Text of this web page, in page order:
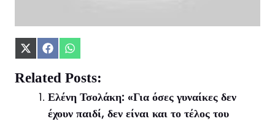
Share
X
(Twitter)
Share
Facebook
Share
WhatsApp
Related Posts:
Ελένη Τσολάκη: «Για όσες γυναίκες δεν
έχουν παιδί, δεν είναι και το τέλος του